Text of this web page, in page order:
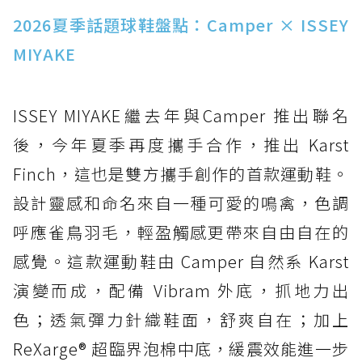
2026夏季話題球鞋盤點：Camper × ISSEY
MIYAKE
ISSEY MIYAKE繼去年與Camper 推出聯名
後，今年夏季再度攜手合作，推出 Karst
Finch，這也是雙方攜手創作的首款運動鞋。
設計靈感和命名來自一種可愛的鳴禽，色調
呼應雀鳥羽毛，輕盈觸感更帶來自由自在的
感覺。這款運動鞋由 Camper 自然系 Karst
演變而成，配備 Vibram 外底，抓地力出
色；透氣彈力針織鞋面，舒爽自在；加上
ReXarge® 超臨界泡棉中底，緩震效能進一步